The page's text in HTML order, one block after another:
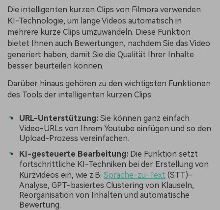
Die intelligenten kurzen Clips von Filmora verwenden
KI-Technologie, um lange Videos automatisch in
mehrere kurze Clips umzuwandeln. Diese Funktion
bietet Ihnen auch Bewertungen, nachdem Sie das Video
generiert haben, damit Sie die Qualität Ihrer Inhalte
besser beurteilen können.
Darüber hinaus gehören zu den wichtigsten Funktionen
des Tools der intelligenten kurzen Clips:
URL-Unterstützung: Sie können ganz einfach
Video-URLs von Ihrem Youtube einfügen und so den
Upload-Prozess vereinfachen.
KI-gesteuerte Bearbeitung: Die Funktion setzt
fortschrittliche KI-Techniken bei der Erstellung von
Kurzvideos ein, wie z.B. Sprache-zu-Text (STT)-
Analyse, GPT-basiertes Clustering von Klauseln,
Reorganisation von Inhalten und automatische
Bewertung.